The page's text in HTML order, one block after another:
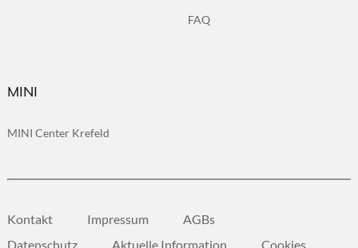
FAQ
MINI
MINI Center Krefeld
Kontakt Impressum
AGBs
Datenschutz
Aktuelle Information Cookies